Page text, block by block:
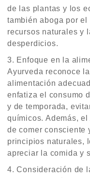
de las plantas y los
también aboga por
recursos naturales y
desperdicios.
Enfoque en la
Ayurveda reconoce
alimentación
enfatiza el consumo
y de temporada,
químicos. Además,
de comer consciente
principios naturales,
apreciar la comida y
Consideración de